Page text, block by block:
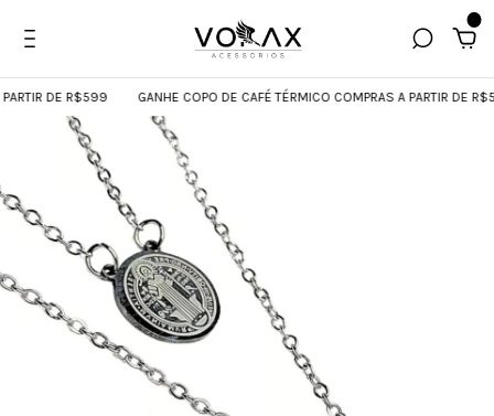
DE R$599 GANHE COPO DE CAFÉ TÉRMICO COMPRAS A PARTIR DE